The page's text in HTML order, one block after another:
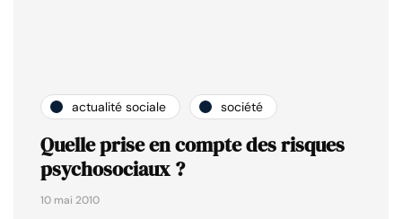
actualité sociale société
Quelle prise en compte des risques
psychosociaux ?
10 mai 2010